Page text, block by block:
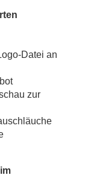
Datei an
zur